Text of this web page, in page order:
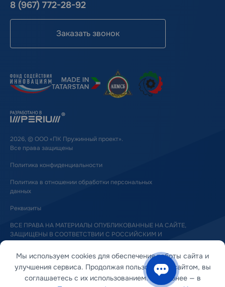
8 (967) 772-28-92
Заказать звонок
2026, © ООО «ПК Пружинный проект».
Все права защищены
Политика конфиденциальности
Политика в отношении обработки персональных
данных
Реквизиты
ВСЕ ПРАВА НА МАТЕРИАЛЫ ОПУБЛИКОВАННЫЕ НА САЙТЕ,
ЗАЩИЩЕНЫ В СООТВЕТСТВИИ С РОССИЙСКИМ И
МЕЖДУНАРОДНЫМ ЗАКОНОДАТЕЛЬСТВОМ ОБ АВТОРСКОМ ПРАВЕ
И СМЕЖНЫХ ПРАВАХ
Мы используем cookies для обеспечения работы сайта и
улучшения сервиса. Продолжая пользоваться сайтом, вы
соглашаетесь с их использованием. Подробнее — в